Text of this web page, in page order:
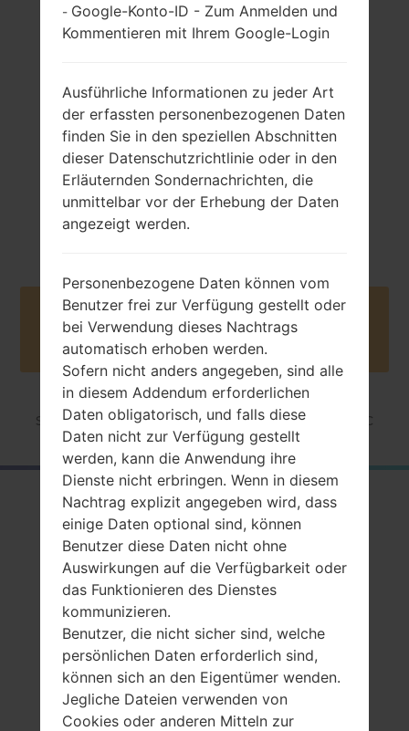
NA
Juli, 2011
Buy accessories on Amazon
Startseite →Serie →Others →SamsungGT-E1190C
RückblickSamsung
GT-E1190C
Vergleiche
- Google-Konto-ID - Zum Anmelden und
Kommentieren mit Ihrem Google-Login
Ausführliche Informationen zu jeder Art
der erfassten personenbezogenen Daten
finden Sie in den speziellen Abschnitten
dieser Datenschutzrichtlinie oder in den
Erläuternden Sondernachrichten, die
unmittelbar vor der Erhebung der Daten
angezeigt werden.
Personenbezogene Daten können vom
Benutzer frei zur Verfügung gestellt oder
bei Verwendung dieses Nachtrags
automatisch erhoben werden.
Sofern nicht anders angegeben, sind alle
in diesem Addendum erforderlichen
Daten obligatorisch, und falls diese
Daten nicht zur Verfügung gestellt
werden, kann die Anwendung ihre
Dienste nicht erbringen. Wenn in diesem
Nachtrag explizit angegeben wird, dass
einige Daten optional sind, können
Benutzer diese Daten nicht ohne
Auswirkungen auf die Verfügbarkeit oder
das Funktionieren des Dienstes
kommunizieren.
Benutzer, die nicht sicher sind, welche
persönlichen Daten erforderlich sind,
können sich an den Eigentümer wenden.
Jegliche Dateien verwenden von
Cookies oder anderen Mitteln zur